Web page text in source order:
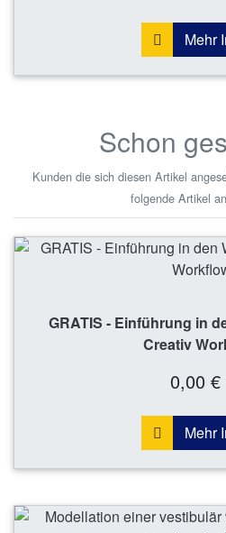
Mehr
Schon
Kunden die sich diesen Artikel
folgende Artikel
GRATIS - Einführung in
Creativ
0,00 €
Mehr